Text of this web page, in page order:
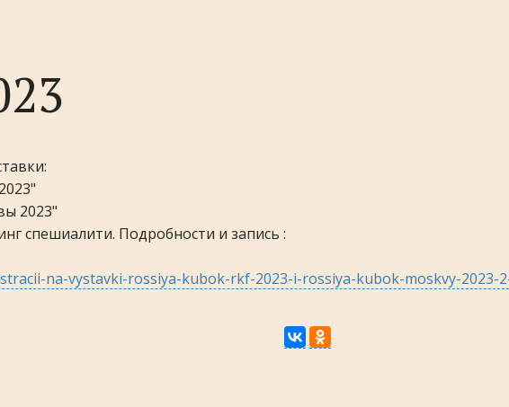
2023"
спешиалити. Подробности и запись :
na-vystavki-rossiya-kubok-rkf-2023-i-rossiya-kubok-moskvy-2023-